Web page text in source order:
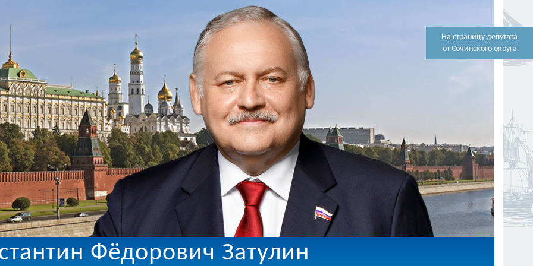
На страницу депутата
от Сочинского округа
Фёдорович Затулин